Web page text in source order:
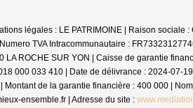
légales : LE PATRIMOINE | Raison sociale
TVA Intracommunautaire :
LA ROCHE SUR YON | Caisse de garantie
000 033 410 | Date de délivrance : 2024-07-
| Montant de la garantie financière : 400 000 |
ensemble.fr | Adresse du site :